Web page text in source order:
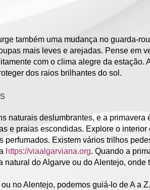
também uma mudança no guarda-
mais leves e arejadas. Pense em
com o clima alegre da estação.
dos raios brilhantes do sol.
naturais deslumbrantes, e a primavera
e praias escondidas. Explore o
Existem vários trilhos
https://viaalgarviana.org. Quando a
do Algarve ou do Alentejo, onde
no Alentejo, podemos guiá-lo de A a